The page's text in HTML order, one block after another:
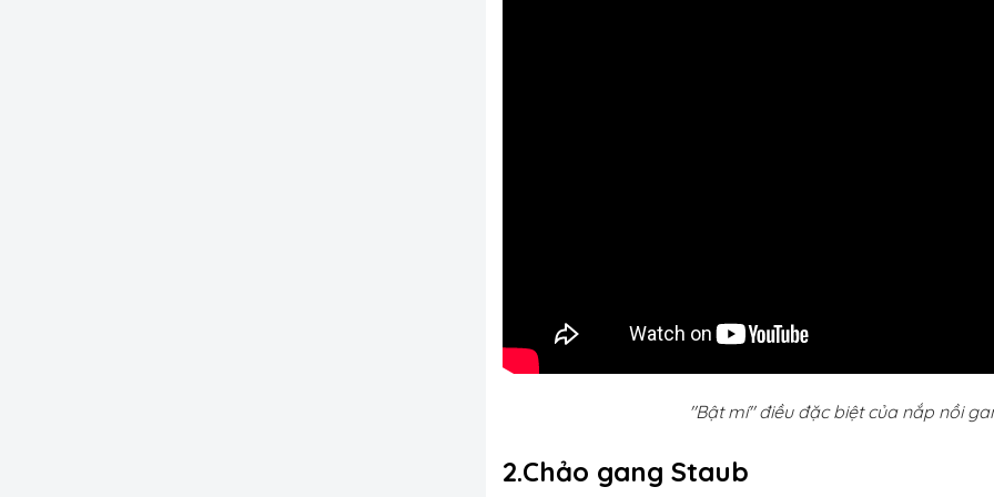
"Bật mí" điều đặc biệt của nắp nồi
2.Chảo gang Staub